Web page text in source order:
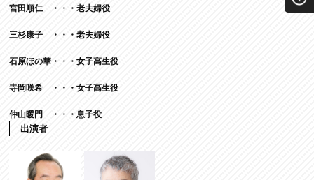
宮田順仁 ・・・老夫婦役
三杉康子 ・・・老夫婦役
石原ほの華・・・女子高生役
寺岡咲希 ・・・女子高生役
仲山暖門 ・・・息子役
出演者